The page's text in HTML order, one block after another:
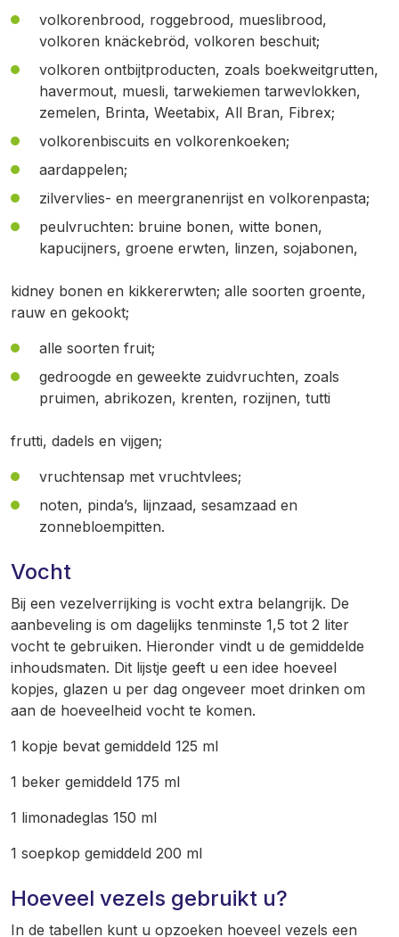
volkorenbrood, roggebrood, mueslibrood,
volkoren knäckebröd, volkoren beschuit;
volkoren ontbijtproducten, zoals boekweitgrutten,
havermout, muesli, tarwekiemen tarwevlokken,
zemelen, Brinta, Weetabix, All Bran, Fibrex;
volkorenbiscuits en volkorenkoeken;
aardappelen;
zilvervlies- en meergranenrijst en volkorenpasta;
peulvruchten: bruine bonen, witte bonen,
kapucijners, groene erwten, linzen, sojabonen,
kidney bonen en kikkererwten; alle soorten groente,
rauw en gekookt;
alle soorten fruit;
gedroogde en geweekte zuidvruchten, zoals
pruimen, abrikozen, krenten, rozijnen, tutti
frutti, dadels en vijgen;
vruchtensap met vruchtvlees;
noten, pinda’s, lijnzaad, sesamzaad en
zonnebloempitten.
Vocht
Bij een vezelverrijking is vocht extra belangrijk. De
aanbeveling is om dagelijks tenminste 1,5 tot 2 liter
vocht te gebruiken. Hieronder vindt u de gemiddelde
inhoudsmaten. Dit lijstje geeft u een idee hoeveel
kopjes, glazen u per dag ongeveer moet drinken om
aan de hoeveelheid vocht te komen.
1 kopje bevat gemiddeld 125 ml
1 beker gemiddeld 175 ml
1 limonadeglas 150 ml
1 soepkop gemiddeld 200 ml
Hoeveel vezels gebruikt u?
In de tabellen kunt u opzoeken hoeveel vezels een